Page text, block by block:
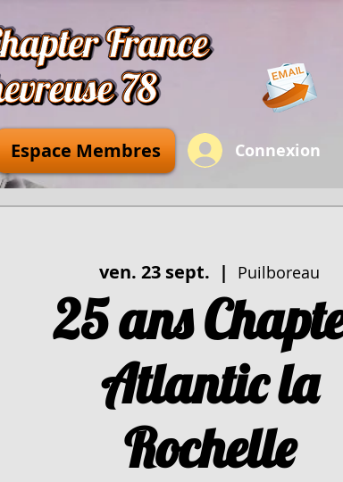
Espace Membres Connexion
ven. 23 sept.
  |
Puilboreau
25 ans
Atlantic la
Rochelle